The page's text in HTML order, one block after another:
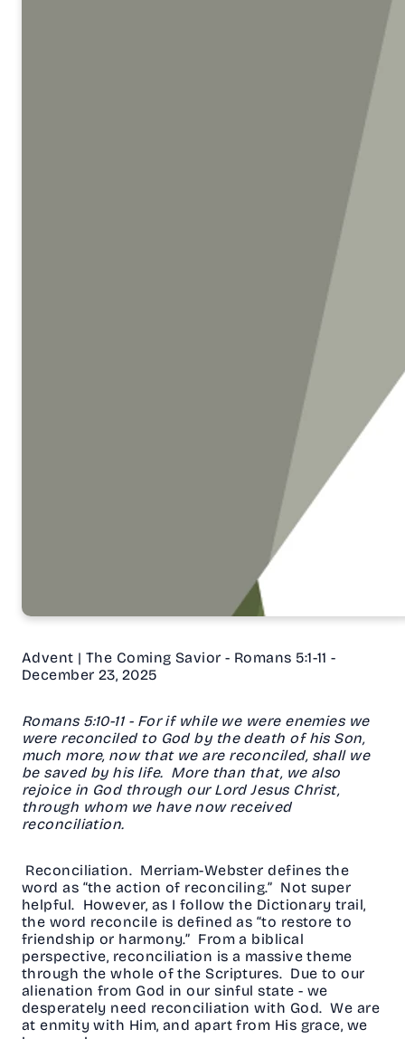
Advent | The Coming Savior - Romans 5:1-11 -
December 23, 2025
Romans 5:10-11 - For if while we were enemies we
were reconciled to God by the death of his Son,
much more, now that we are reconciled, shall we
be saved by his life. More than that, we also
rejoice in God through our Lord Jesus Christ,
through whom we have now received
reconciliation.
Reconciliation. Merriam-Webster defines the
word as “the action of reconciling.” Not super
helpful. However, as I follow the Dictionary trail,
the word reconcile is defined as “to restore to
friendship or harmony.” From a biblical
perspective, reconciliation is a massive theme
through the whole of the Scriptures. Due to our
alienation from God in our sinful state - we
desperately need reconciliation with God. We are
at enmity with Him, and apart from His grace, we